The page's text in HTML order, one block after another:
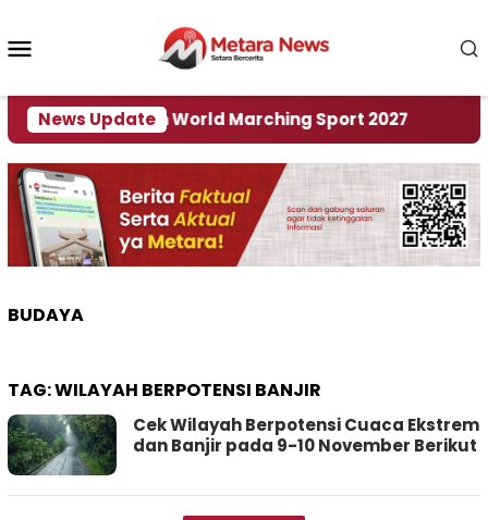
konten
News Update
Tuan Rumah World Marching Sport 2027
BUDAYA
TAG:WILAYAH BERPOTENSI BANJIR
Cek Wilayah Berpotensi Cuaca Ekstrem
dan Banjir pada 9-10 November Berikut